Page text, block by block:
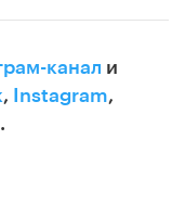
канал и
, Instagram,
.